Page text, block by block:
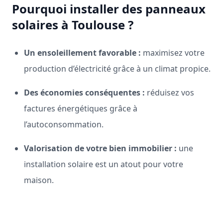
Pourquoi installer des panneaux
solaires à Toulouse ?
Un ensoleillement favorable : maximisez votre
production d’électricité grâce à un climat propice.
Des économies conséquentes : réduisez vos
factures énergétiques grâce à
l’autoconsommation.
Valorisation de votre bien immobilier : une
installation solaire est un atout pour votre
maison.